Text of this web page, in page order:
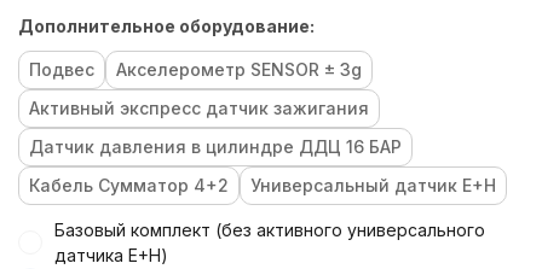
Дополнительное оборудование:
Подвес
Акселерометр SENSOR ± 3g
Активный экспресс датчик зажигания
Датчик давления в цилиндре ДДЦ 16 БАР
Кабель Сумматор 4+2
Универсальный датчик E+H
Базовый комплект (без активного универсального
датчика E+H)